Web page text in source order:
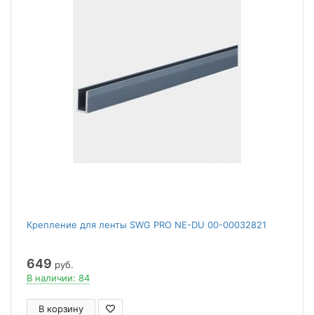
Крепление для ленты SWG PRO NE-DU 00-00032821
649 руб.
В наличии: 84
В корзину